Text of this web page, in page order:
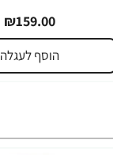
₪159.00
הוסף לעגלה